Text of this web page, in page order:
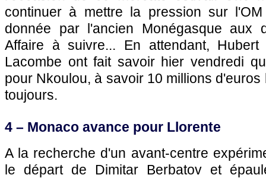
continuer à mettre la pression sur
donnée par l'ancien Monégasque aux
Affaire à suivre... En attendant,
Lacombe ont fait savoir hier vendredi
pour Nkoulou, à savoir 10 millions
toujours.
4 – Monaco avance pour Llorente
A la recherche d'un avant-centre
le départ de Dimitar Berbatov et